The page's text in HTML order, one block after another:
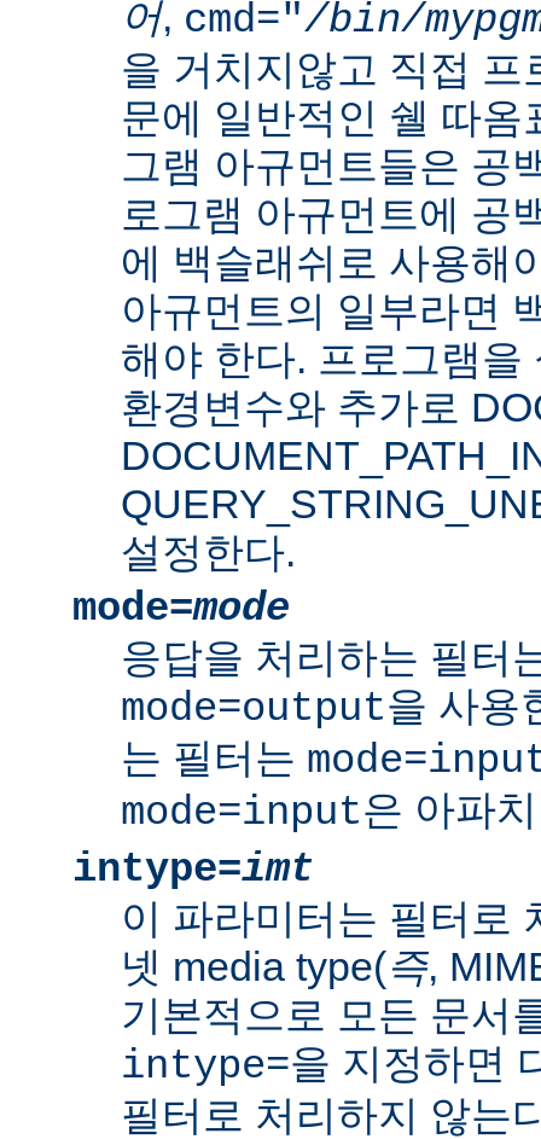
어, cmd="/bin/
을 거치지않고 직접
문에 일반적인 쉘 따옴
그램 아규먼트들은 공
로그램 아규먼트에 공
에 백슬래쉬로 사용해
아규먼트의 일부라면
해야 한다. 프로그램을
환경변수와 추가로
설정한다.
mode=mode
응답을 처리하는 필터
mode=output을 사용
는 필터는
mode=input은 아파
intype=imt
이 파라미터는 필터로
넷 media type(즉,
기본적으로 모든 문서
intype=을 지정하면
필터로 처리하지 않는